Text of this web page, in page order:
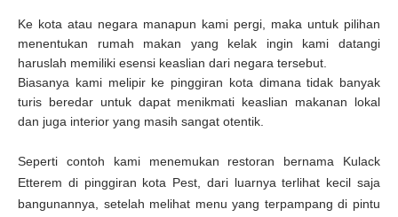
Ke kota atau negara manapun kami pergi, maka untuk pilihan
menentukan rumah makan yang kelak ingin kami datangi
haruslah memiliki esensi keaslian dari negara tersebut.
Biasanya kami melipir ke pinggiran kota dimana tidak banyak
turis beredar untuk dapat menikmati keaslian makanan lokal
dan juga interior yang masih sangat otentik.
Seperti contoh kami menemukan restoran bernama Kulack
Etterem di pinggiran kota Pest, dari luarnya terlihat kecil saja
bangunannya, setelah melihat menu yang terpampang di pintu